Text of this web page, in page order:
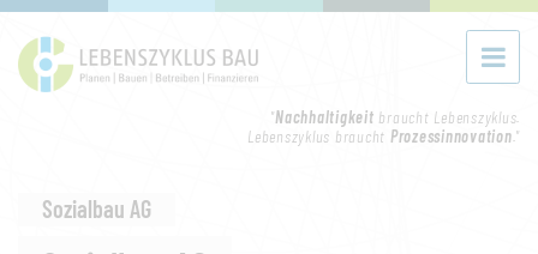
"Nachhaltigkeit braucht Lebenszyklus.
Lebenszyklus braucht Prozessinnovation."
Sozialbau AG